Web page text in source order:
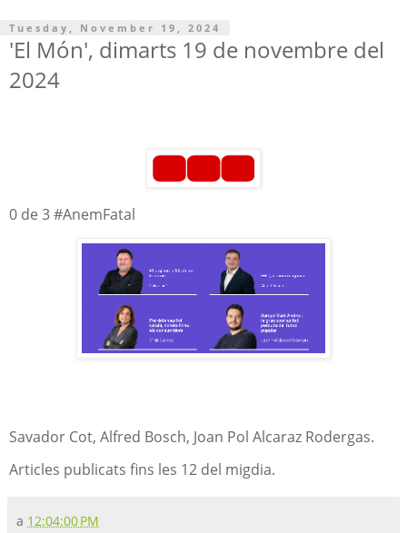
Tuesday, November 19, 2024
'El Món', dimarts 19 de novembre del
2024
0 de 3 #AnemFatal
Savador Cot, Alfred Bosch, Joan Pol Alcaraz Rodergas.
Articles publicats fins les 12 del migdia.
a 12:04:00 PM